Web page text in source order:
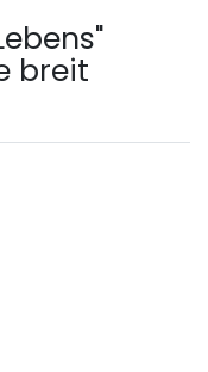
breit